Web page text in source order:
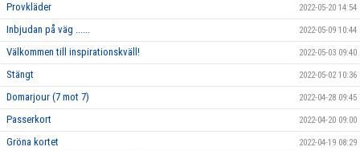
Provkläder 2022-05-20 14:54
Inbjudan på väg ...... 2022-05-09 10:44
Välkommen till inspirationskväll! 2022-05-03 09:40
Stängt 2022-05-02 10:36
Domarjour (7 mot 7) 2022-04-28 09:45
Passerkort 2022-04-20 09:00
Gröna kortet 2022-04-19 08:29